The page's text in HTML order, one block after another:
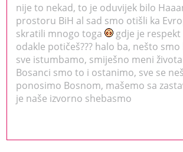
nije to nekad, to je oduvijek bilo
prostoru BiH al sad smo otišli ka
skratili mnogo toga
gdje je
odakle potičeš??? halo ba, nešto smo
sve istumbamo, smiješno meni
Bosanci smo to i ostanimo, sve se
ponosimo Bosnom, mašemo sa
je naše izvorno shebasmo